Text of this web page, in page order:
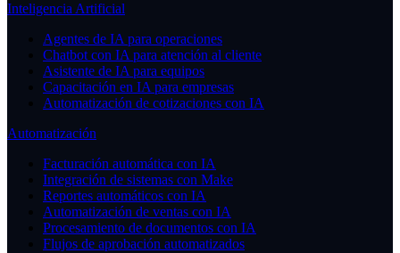
Inteligencia Artificial
Agentes de IA para operaciones
Chatbot con IA para atención al cliente
Asistente de IA para equipos
Capacitación en IA para empresas
Automatización de cotizaciones con IA
Automatización
Facturación automática con IA
Integración de sistemas con Make
Reportes automáticos con IA
Automatización de ventas con IA
Procesamiento de documentos con IA
Flujos de aprobación automatizados